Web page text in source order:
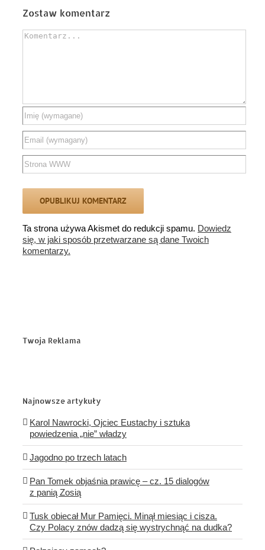
Zostaw komentarz
Comment
Ta strona używa Akismet do redukcji spamu. Dowiedz
się, w jaki sposób przetwarzane są dane Twoich
komentarzy.
Twoja Reklama
Najnowsze artykuły
Karol Nawrocki, Ojciec Eustachy i sztuka
powiedzenia „nie” władzy
Jagodno po trzech latach
Pan Tomek objaśnia prawicę – cz. 15 dialogów
z panią Zosią
Tusk obiecał Mur Pamięci. Minął miesiąc i cisza.
Czy Polacy znów dadzą się wystrychnąć na dudka?